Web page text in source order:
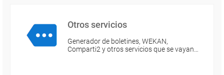
Otros servicios
Generador de boletines, WEKAN,
Comparti2 y otros servicios que se vayan…